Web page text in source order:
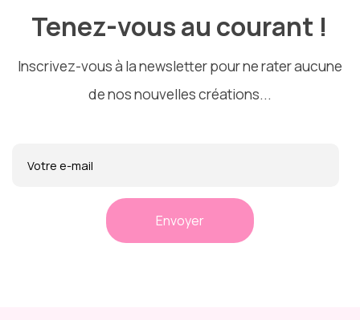
Tenez-vous au courant !
Inscrivez-vous à la newsletter pour ne rater aucune
de nos nouvelles créations...